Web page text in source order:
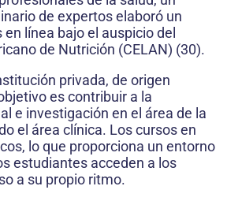
de expertos elaboró un
línea bajo el auspicio del
de Nutrición (CELAN) (30).
privada, de origen
es contribuir a la
e investigación en el área de la
el área clínica. Los cursos en
lo que proporciona un entorno
estudiantes acceden a los
a su propio ritmo.